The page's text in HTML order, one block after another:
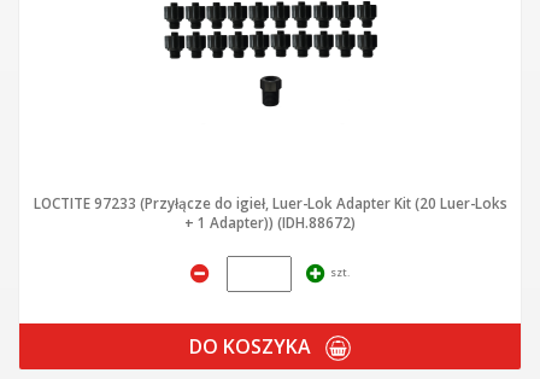
LOCTITE 97233 (Przyłącze do igieł, Luer-Lok Adapter Kit (20 Luer-Loks
+ 1 Adapter)) (IDH.88672)
szt.
DO KOSZYKA